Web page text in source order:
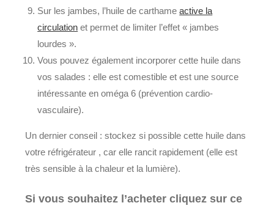
Sur les jambes, l’huile de carthameactive la
circulation et permet de limiter l’effet « jambes
lourdes ».
Vous pouvez également incorporer cette huile dans
vos salades : elle est comestible et est une source
intéressante en oméga 6 (prévention cardio-
vasculaire).
Un dernier conseil : stockez si possible cette huile dans
votre réfrigérateur , car elle rancit rapidement (elle est
très sensible à la chaleur et la lumière).
Si vous souhaitez l’acheter cliquez sur ce